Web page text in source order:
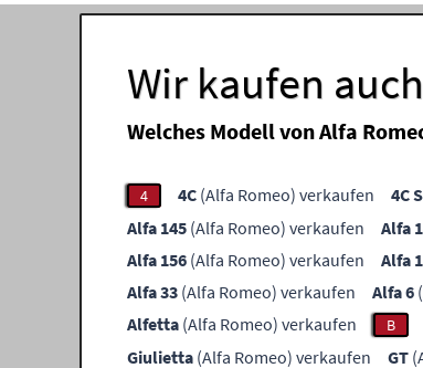
Wir kaufen
Welches Modell von Alfa
4 4C (Alfa Romeo) verkaufen 4C
Alfa 145 (Alfa Romeo) verkaufen Alfa
Alfa 156 (Alfa Romeo) verkaufen Alfa
Alfa 33 (Alfa Romeo) verkaufen Alfa 6
Alfetta (Alfa Romeo) verkaufen B
Giulietta (Alfa Romeo) verkaufen GT